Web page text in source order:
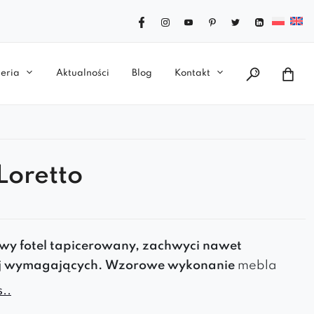
Aktualności Blog Kontakt
fotel tapicerowany, zachwyci nawet
wymagających. Wzorowe wykonanie mebla
komfort